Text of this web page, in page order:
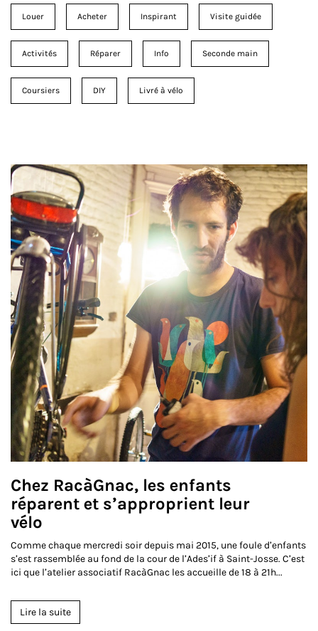
Louer Acheter Inspirant Visite guidée
Activités Réparer Info Seconde main
Coursiers DIY Livré à vélo
Chez RacàGnac, les enfants
réparent et s’approprient leur
vélo
Comme chaque mercredi soir depuis mai 2015, une foule d’enfants
s’est rassemblée au fond de la cour de l’Ades’if à Saint-Josse. C’est
ici que l’atelier associatif RacàGnac les accueille de 18 à 21h...
Lire la suite